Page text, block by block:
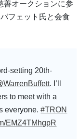
善オークションに参
フェット氏と会食
setting 20th-
. I’ll
to meet with a
everyone.#TRON
EMZ4TMhgpR